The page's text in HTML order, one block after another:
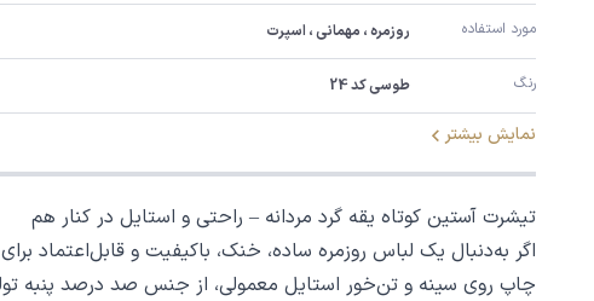
مورد استفاده روزمره ، مهمانی ، اسپرت
رنگ طوسی کد 24
نمایش بیشتر
تیشرت آستین کوتاه یقه گرد مردانه – راحتی و استایل در کنار هم
اگر به‌دنبال یک لباس روزمره ساده، خنک، باکیفیت و قابل‌اعتماد
چاپ روی سینه و تن‌خور استایل معمولی، از جنس صد درصد پنبه